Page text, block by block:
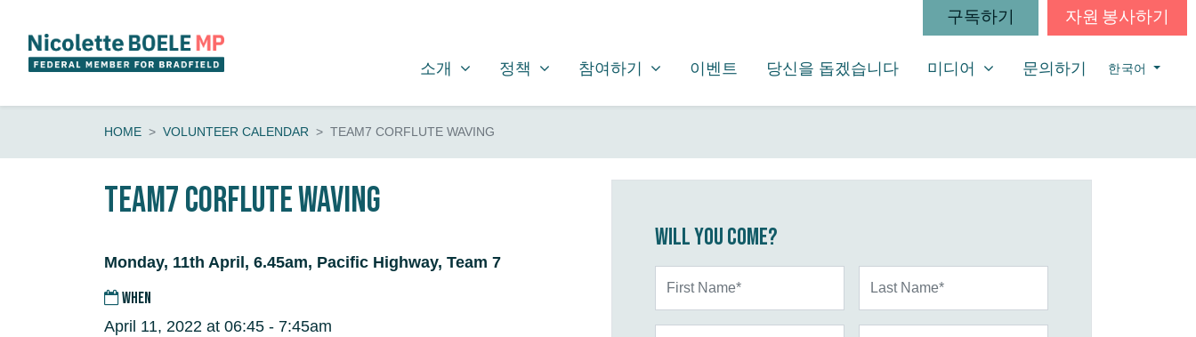
구독하기 자원 봉사하기
소개
SHOW SUBMENU FOR
소개 정책
SHOW SUBMENU FOR
정책 참여하기
SHOW SUBMENU FOR
참여하기 이벤트 당신을 돕겠습니다 미디어
SHOW SUBMENU FOR
미디어 문의하기 한국어
HOME VOLUNTEER CALENDAR TEAM7 CORFLUTE WAVING
Team7 CORFLUTE waving
Monday, 11th April, 6.45am, Pacific Highway, Team 7
WHEN
April 11, 2022 at 06:45 - 7:45am
Will you come?